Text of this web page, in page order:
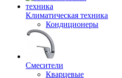
Климатическая техника
Кондиционеры
Смесители
Кварцевые